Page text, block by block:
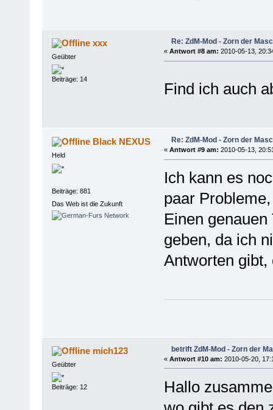
xxx
Geübter
Beiträge: 14
Re: ZdM-Mod - Zorn der
« Antwort #8 am: 2010-05-13,
Find ich auch
Black NEXUS
Held
Beiträge: 881
Das Web ist die Zukunft
Re: ZdM-Mod - Zorn der
« Antwort #9 am: 2010-05-13,
Ich kann es
paar
Einen
geben, da ich
Antworten
mich123
Geübter
Beiträge: 12
betrift ZdM-Mod - Zorn der
« Antwort #10 am: 2010-05-20,
Hallo